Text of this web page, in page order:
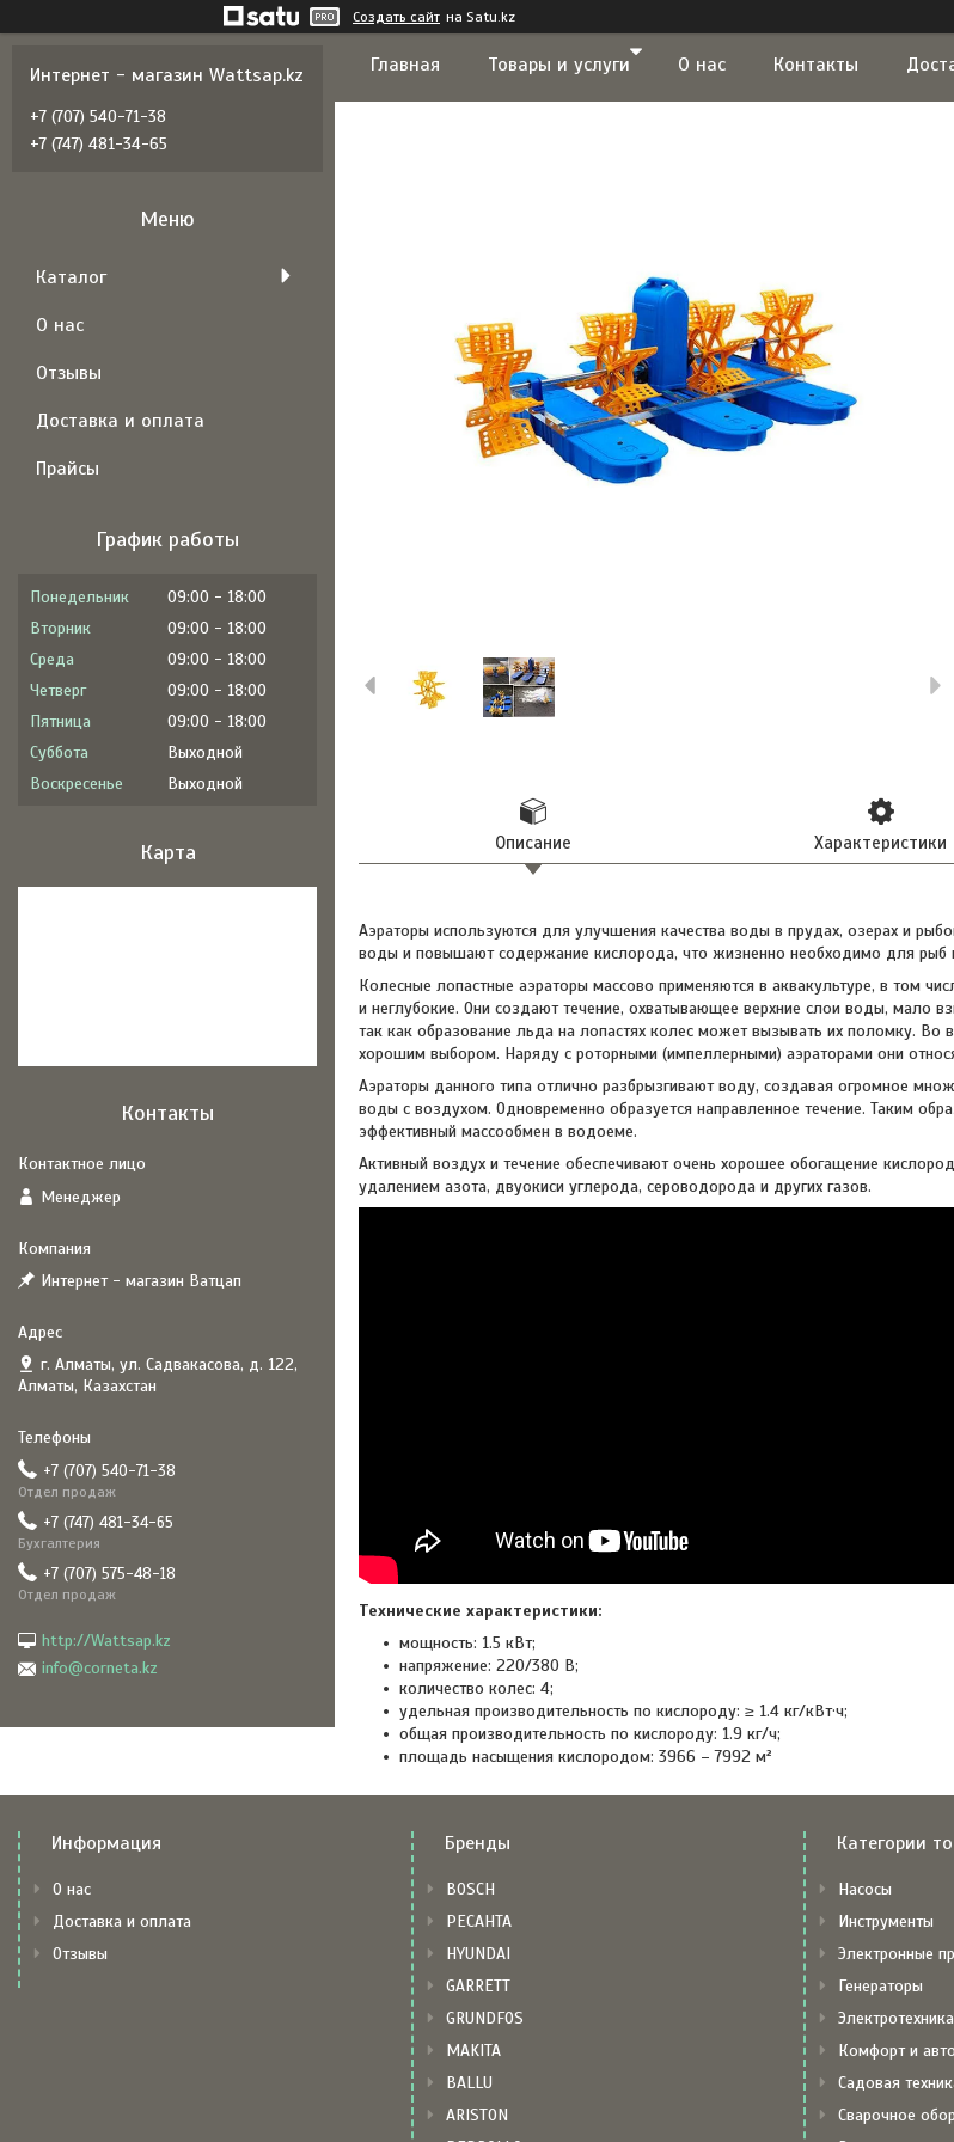
Создать сайт на Satu.kz
Главная Товары и услуги О нас Контакты
Описание Характеристики
Аэраторы используются для улучшения качества воды в прудах, озерах и
воды и повышают содержание кислорода, что жизненно необходимо для рыб
Колесные лопастные аэраторы массово применяются в аквакультуре, в том
и неглубокие. Они создают течение, охватывающее верхние слои воды, мало
так как образование льда на лопастях колес может вызывать их поломку. Во
хорошим выбором. Наряду с роторными (импеллерными) аэраторами они
Аэраторы данного типа отлично разбрызгивают воду, создавая огромное
воды с воздухом. Одновременно образуется направленное течение. Таким
эффективный массообмен в водоеме.
Активный воздух и течение обеспечивают очень хорошее обогащение
удалением азота, двуокиси углерода, сероводорода и других газов.
Технические характеристики:
мощность: 1.5 кВт;
напряжение: 220/380 В;
количество колес: 4;
удельная производительность по кислороду: ≥ 1.4 кг/кВт·ч;
общая производительность по кислороду: 1.9 кг/ч;
площадь насыщения кислородом: 3966 – 7992 м²
Интернет - магазин Wattsap.kz
+7 (707) 540-71-38
+7 (747) 481-34-65
Каталог
О нас
Отзывы
Доставка и оплата
Прайсы
График работы
Понедельник 09:00
18:00
Вторник
09:00
18:00
Среда
09:00
18:00
Четверг
09:00
18:00
Пятница
09:00
18:00
Суббота
Выходной
Воскресенье
Выходной
Карта
Контакты
Менеджер
Интернет - магазин Ватцап
г. Алматы, ул. Садвакасова, д. 122,
Алматы, Казахстан
+7 (707) 540-71-38
Отдел продаж
+7 (747) 481-34-65
Бухгалтерия
+7 (707) 575-48-18
Отдел продаж
http://Wattsap.kz
info@corneta.kz
Информация
О нас
Доставка и оплата
Отзывы
Бренды
BOSCH
РЕСАНТА
HYUNDAI
GARRETT
GRUNDFOS
MAKITA
BALLU
ARISTON
Категории
Насосы
Инструменты
Электронные
Генераторы
Электротехника
Комфорт и
Садовая
Сварочное